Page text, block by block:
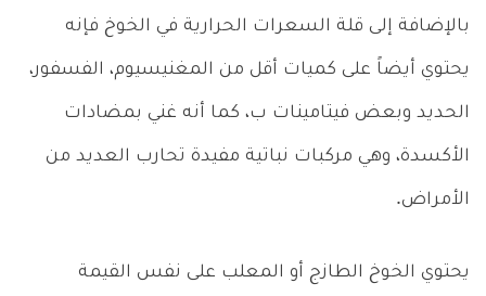
بالإضافة إلى قلة السعرات الحرارية في الخوخ فإنه
يحتوي أيضاً على كميات أقل من المغنيسيوم، الفسفور،
الحديد وبعض فيتامينات ب، كما أنه غني بمضادات
الأكسدة، وهي مركبات نباتية مفيدة تحارب العديد من
الأمراض.
يحتوي الخوخ الطازج أو المعلب على نفس القيمة